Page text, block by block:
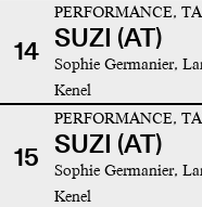
14
PERFORMANCE,
SUZI (AT)
Sophie Germanier,
Kenel
15
PERFORMANCE,
SUZI (AT)
Sophie Germanier,
Kenel